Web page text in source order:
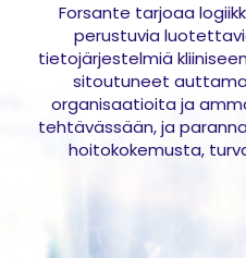
Forsante tarjoaa
perustuvia
tietojärjestelmiä
sitoutuneet
organisaatioita ja
tehtävässään, ja
hoitokokemusta,